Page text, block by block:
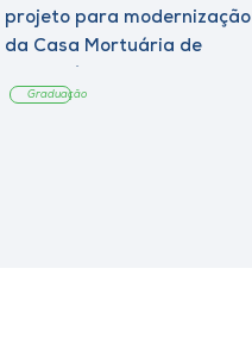
projeto para modernização
da Casa Mortuária de
Graduação